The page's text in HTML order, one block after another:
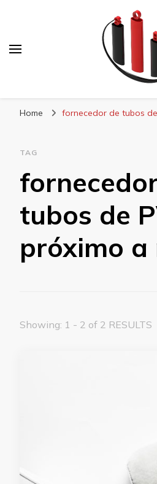
Home fornecedor de tubos
TAG
tubos de
próximo a
Showing: 1 - 2 of 2 RESULTS